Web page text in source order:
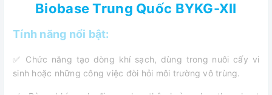
Biobase Trung Quốc BYKG-XII
Tính năng nổi bật:
✅ Chức năng tạo dòng khí sạch, dùng trong nuôi cấy vi
sinh hoặc những công việc đòi hỏi môi trường vô trùng.